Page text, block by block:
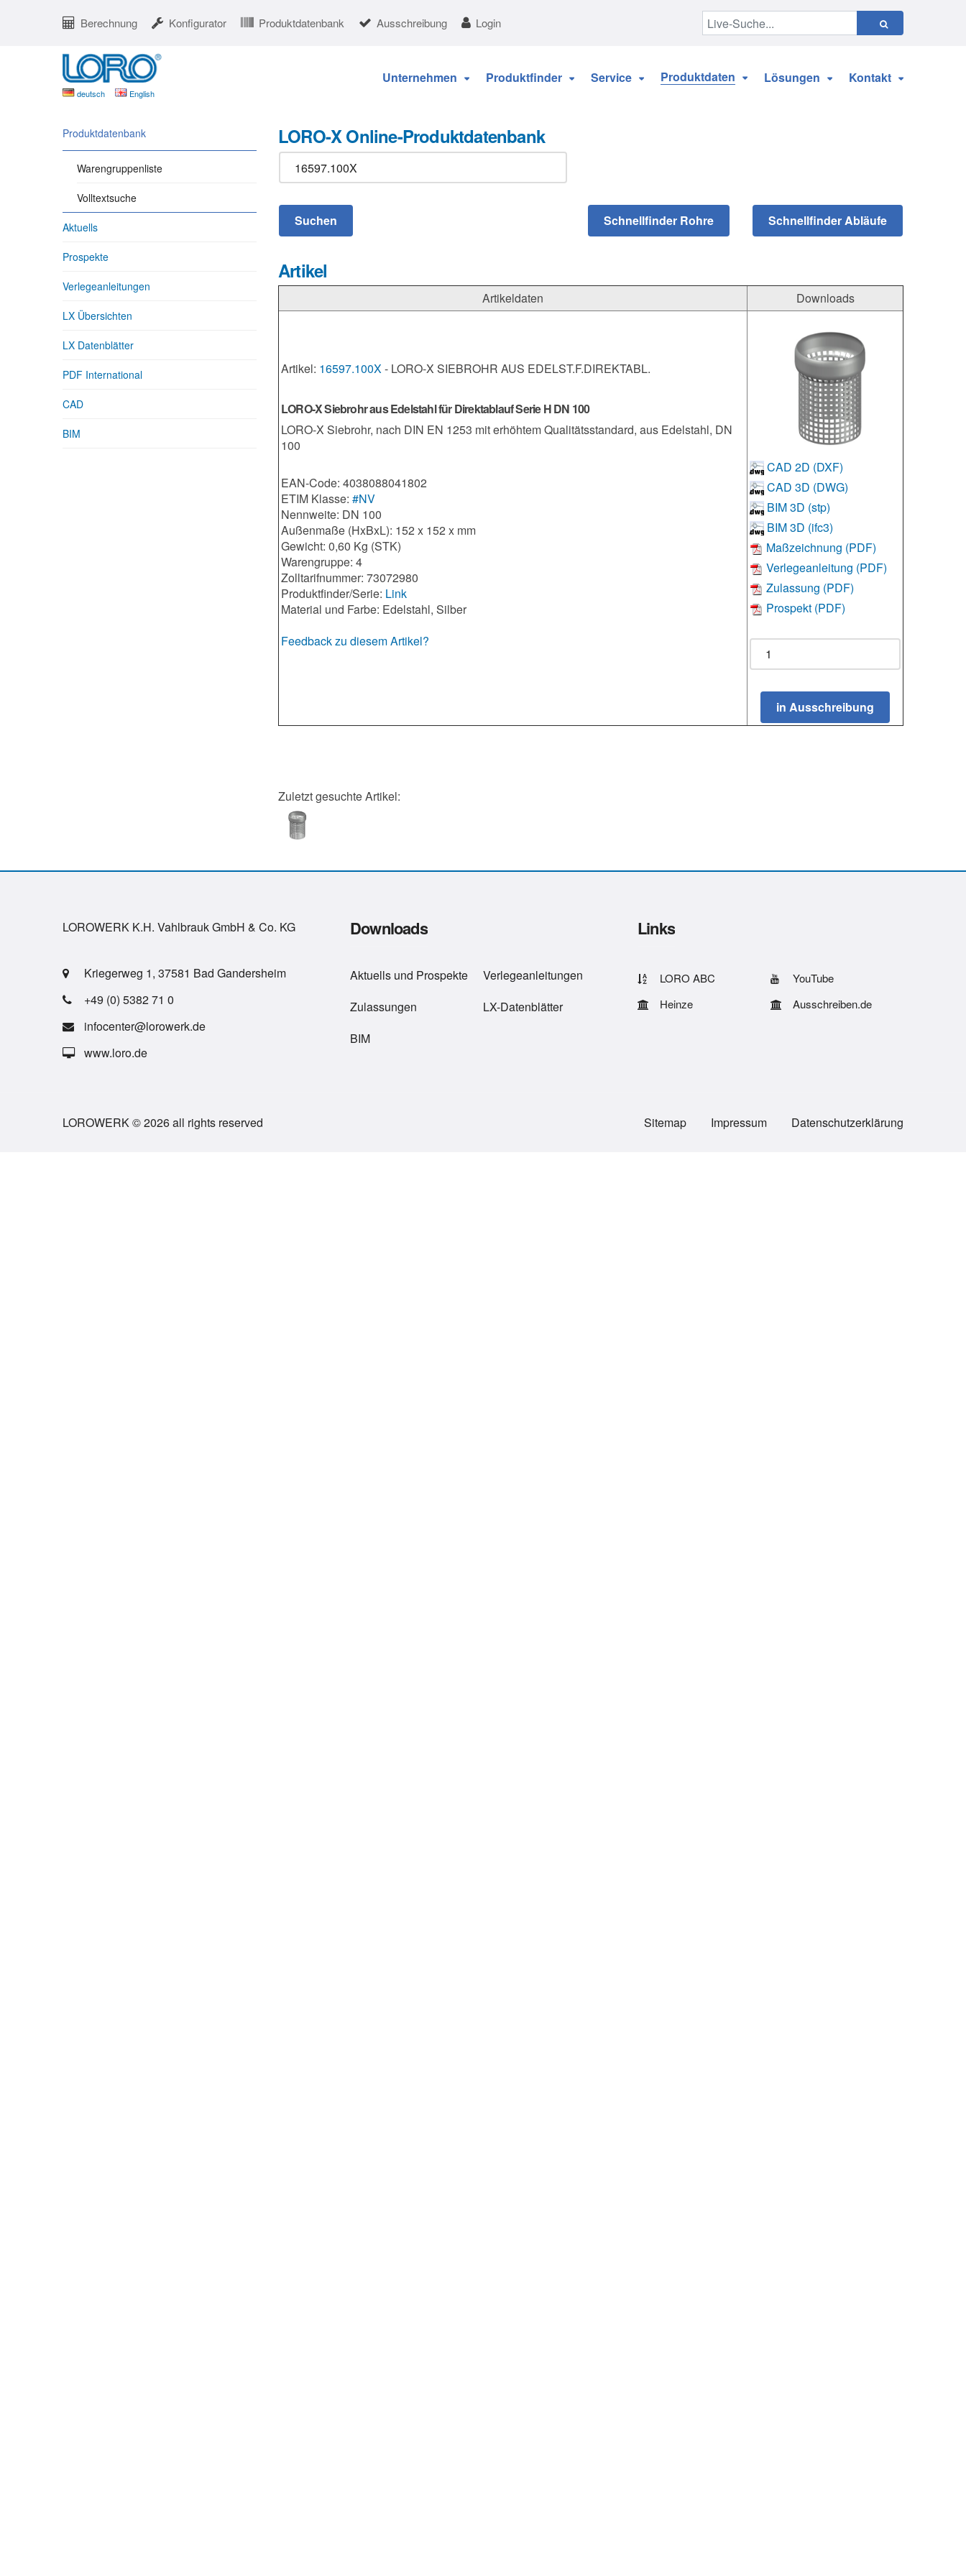
Berechnung Konfigurator Produktdatenbank Ausschreibung Login
deutsch English
Unternehmen Produktfinder Service Produktdaten Lösungen Kontakt
LORO-X Online-Produktdatenbank
Artikel
Artikeldaten Downloads
Artikel: 16597.100X- LORO-X SIEBROHR AUS EDELST.F.DIREKTABL.
LORO-X Siebrohr aus Edelstahl für Direktablauf Serie H DN 100
LORO-X Siebrohr, nach DIN EN 1253 mit erhöhtem Qualitätsstandard, aus Edelstahl, DN
100
EAN-Code: 4038088041802
ETIM Klasse: #NV
Nennweite: DN 100
Außenmaße (HxBxL): 152 x 152 x mm
Gewicht: 0,60 Kg (STK)
Warengruppe: 4
Zolltarifnummer: 73072980
Produktfinder/Serie: Link
Material und Farbe: Edelstahl, Silber
Feedback zu diesem Artikel?
CAD 2D (DXF)
CAD 3D (DWG)
BIM 3D (stp)
BIM 3D (ifc3)
Maßzeichnung (PDF)
Verlegeanleitung (PDF)
Zulassung (PDF)
Prospekt (PDF)
Zuletzt gesuchte Artikel:
Produktdatenbank
Warengruppenliste
Volltextsuche
Aktuells
Prospekte
Verlegeanleitungen
LX Übersichten
LX Datenblätter
PDF International
CAD
BIM
LOROWERK K.H. Vahlbrauk GmbH & Co. KG
Kriegerweg 1, 37581 Bad Gandersheim
+49 (0) 5382 71 0
infocenter@lorowerk.de
www.loro.de
Downloads
Aktuells und Prospekte
Verlegeanleitungen
Zulassungen
LX-Datenblätter
BIM
Links
LORO ABC
YouTube
Heinze
Ausschreiben.de
LOROWERK © 2026 all rights reserved Sitemap Impressum Datenschutzerklärung